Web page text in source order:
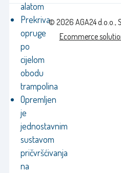
alatom
Prekriva
opruge
po
cijelom
obodu
trampolina
Opremljen
je
jednostavnim
sustavom
pričvršćivanja
na
© 2026 AGA24 d.o.o.,
Ecommerce